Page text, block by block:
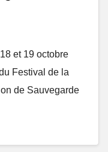
et 19 octobre
Festival de la
de Sauvegarde